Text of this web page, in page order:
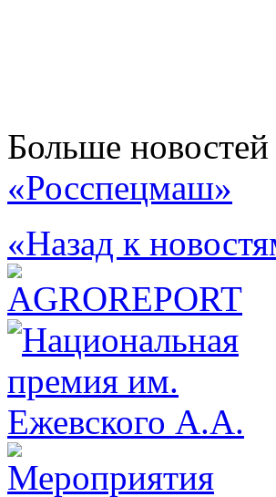
Больше новостей
«Росспецмаш»
«Назад к